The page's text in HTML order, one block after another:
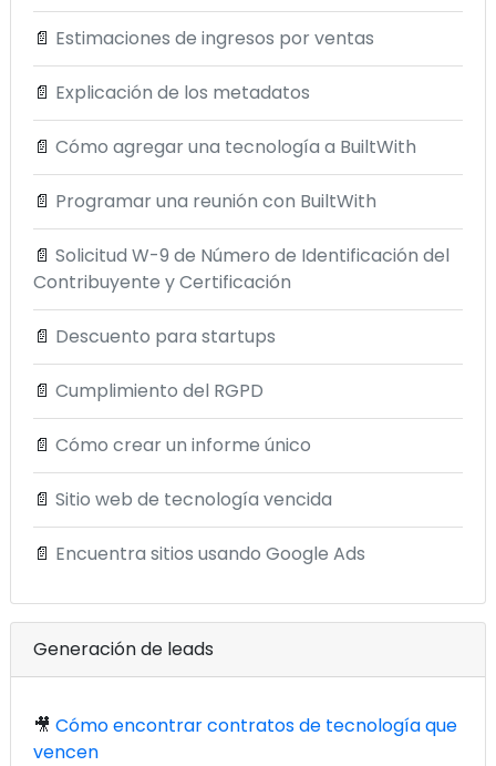
📄 Estimaciones de ingresos por ventas
📄 Explicación de los metadatos
📄 Cómo agregar una tecnología a BuiltWith
📄 Programar una reunión con BuiltWith
📄 Solicitud W-9 de Número de Identificación del
Contribuyente y Certificación
📄 Descuento para startups
📄 Cumplimiento del RGPD
📄 Cómo crear un informe único
📄 Sitio web de tecnología vencida
📄 Encuentra sitios usando Google Ads
Generación de leads
🎥 Cómo encontrar contratos de tecnología que
vencen